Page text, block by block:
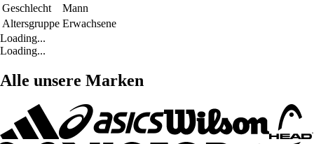
Geschlecht
Mann
Altersgruppe Erwachsene
Loading...
Loading...
Alle unsere Marken